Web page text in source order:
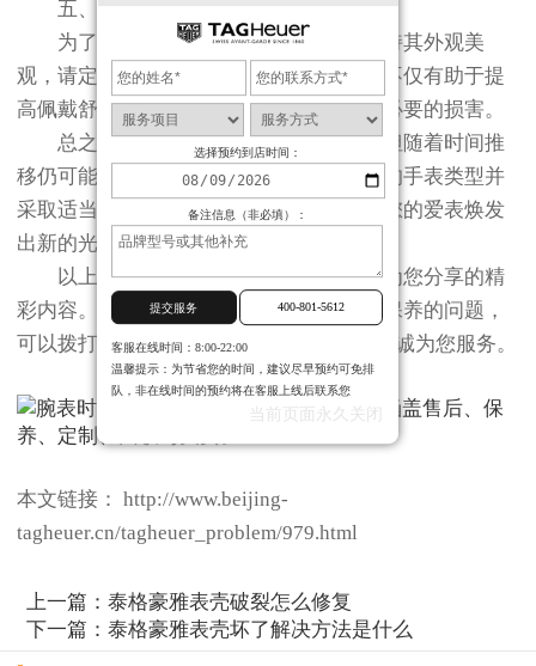
五、预防措施
为了延长泰格豪雅手表使用寿命并保持其外观美
观，请定期检查并适当调整表带长度。这不仅有助于提
高佩戴舒适度，还能保护您的手表免受不必要的损害。
总之，泰格豪雅手表虽然精致耐用，但随着时间推
移仍可能出现一些小问题。通过了解自己的手表类型并
采取适当的措施来解决这些问题，可以让您的爱表焕发
出新的光彩。
以上就是北京泰格豪雅售后服务中心 为您分享的精
彩内容。如果您还有其他关于手表维护和保养的问题，
可以拨打页面400电话进行咨询，我们将竭诚为您服务。
本文链接： http://www.beijing-
tagheuer.cn/tagheuer_problem/979.html
上一篇：泰格豪雅表壳破裂怎么修复
下一篇：泰格豪雅表壳坏了解决方法是什么
选择预约到店时间：
备注信息（非必填）：
提交服务 400-801-5612
客服在线时间：8:00-22:00
温馨提示：为节省您的时间，建议尽早预约可免排
队，非在线时间的预约将在客服上线后联系您
当前页面永久关闭